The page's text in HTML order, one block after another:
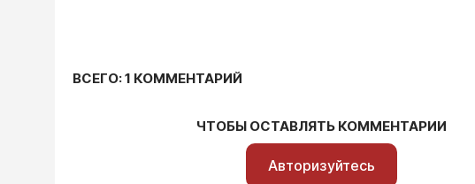
ВСЕГО: 1 КОММЕНТАРИЙ
ЧТОБЫ ОСТАВЛЯТЬ КОММЕНТАРИИ
Авторизуйтесь